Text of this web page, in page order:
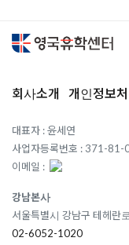
회사소개 개인정보
대표자 : 윤세연
사업자등록번호 : 371-
이메일 :
강남본사
서울특별시 강남구 테헤란
02-6052-1020